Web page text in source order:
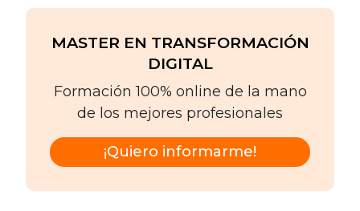
MASTER EN TRANSFORMACIÓN
DIGITAL
Formación 100% online de la mano
de los mejores profesionales
¡Quiero informarme!